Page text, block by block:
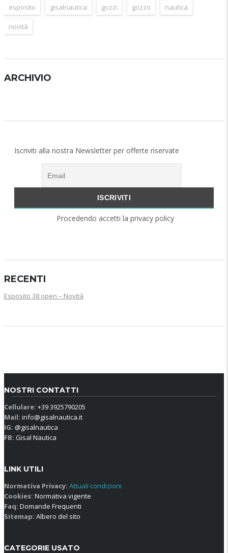
esposito gisalnautica gozzi gozzo nautica
novità
ARCHIVIO
Iscriviti alla nostra Newsletter per offerte riservate
Procedendo accetti la privacy policy
RECENTI
Esposito 38 open – Novità
NOSTRI CONTATTI
Cellulare: +39 3925790205
Mail: info@gisalnautica.it
IG: @gisalnautica
FB: Gisal Nautica
LINK UTILI
Normativa Privacy: Attuali condizioni
Cookies: Normativa vigente
Faq: Domande Frequenti
Sitemap: Albero del sito
CATEGORIE USATO